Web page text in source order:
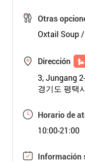
Otras
Oxtail Soup
Dirección
3, Jungang
경기도 평택
Horario de
10:00-21:00
Información